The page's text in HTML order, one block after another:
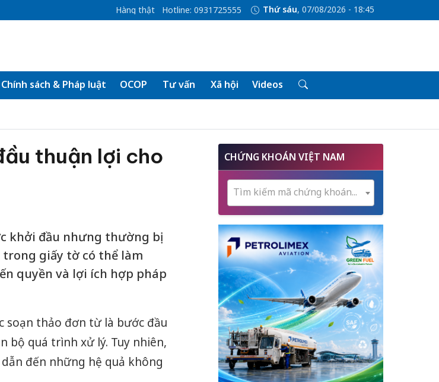
Hàng thật Hotline: 0931725555 Thứ sáu, 07/08/2026 - 18:45
Chính sách & Pháp luật OCOP Tư vấn Xã hội Videos
thuận lợi cho
khởi đầu nhưng thường bị
giấy tờ có thể làm
quyền và lợi ích hợp pháp
soạn thảo đơn từ là bước đầu
bộ quá trình xử lý. Tuy nhiên,
đến những hệ quả không
CHỨNG KHOÁN VIỆT NAM
Tìm kiếm mã chứng khoán...